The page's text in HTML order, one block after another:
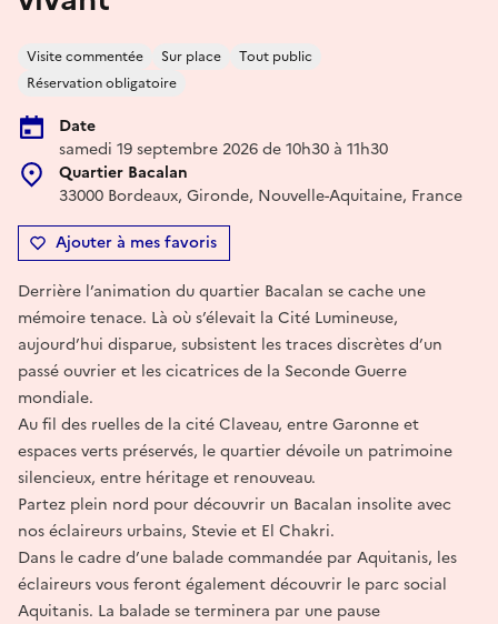
Visite commentée Sur place
Tout public
Réservation obligatoire
Date
samedi 19 septembre 2026 de 10h30 à 11h30
Quartier Bacalan
33000 Bordeaux, Gironde, Nouvelle-Aquitaine, France
Ajouter à mes favoris
Derrière l’animation du quartier Bacalan se cache une
mémoire tenace. Là où s’élevait la Cité Lumineuse,
aujourd’hui disparue, subsistent les traces discrètes d’un
passé ouvrier et les cicatrices de la Seconde Guerre
mondiale.
Au fil des ruelles de la cité Claveau, entre Garonne et
espaces verts préservés, le quartier dévoile un patrimoine
silencieux, entre héritage et renouveau.
Partez plein nord pour découvrir un Bacalan insolite avec
nos éclaireurs urbains, Stevie et El Chakri.
Dans le cadre d’une balade commandée par Aquitanis, les
éclaireurs vous feront également découvrir le parc social
Aquitanis. La balade se terminera par une pause